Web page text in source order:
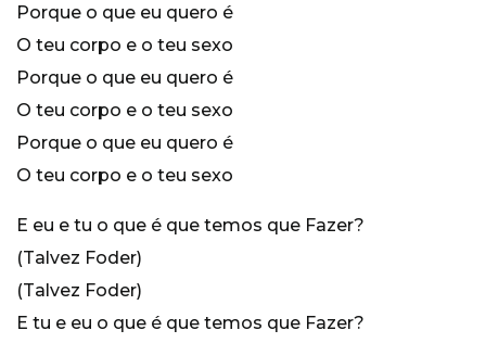
Porque o que eu quero é
O teu corpo e o teu sexo
Porque o que eu quero é
O teu corpo e o teu sexo
Porque o que eu quero é
O teu corpo e o teu sexo
E eu e tu o que é que temos que Fazer?
(Talvez Foder)
(Talvez Foder)
E tu e eu o que é que temos que Fazer?